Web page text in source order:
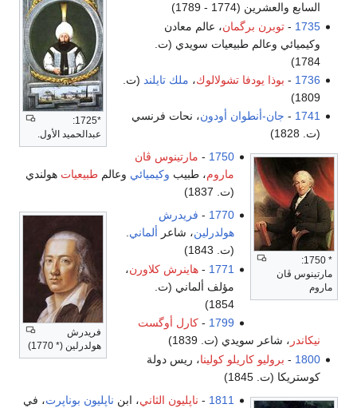
*1725:
عبدالحميد الأول.
السابع والعشرين (1774 - 1789)
1735
-توبرن برگمان، عالم معادن
وكيميائي وعالم طبيعيات سويدي (ت.
1784)
1736
- بوذا يودفا تشولالوك، ملك تايلند (ت.
1809)
1741
- جان-أنطوان أودون، نحات فرنسي
(ت. 1828)
* 1750:
مارتينوس ڤان
ماروم
1750
- مارتينوس ڤان
ماروم، طبيب وكيميائي وعالم طبيعيات هولندي
(ت. 1837)
فريدرش
هولدرلين (* 1770)
1770
- فريدرش
هولدرلين، شاعر ألماني.
(ت. 1843)
1771
- هاينرش كلاورن،
مؤلف ألماني (ت.
1854)
1799
- كارل أوگست
نيكاندر ، شاعر سويدي (ت. 1839)
1800
- بروليو كاريلو كولينا، ريس دولة
كوستريكا (ت. 1845)
1811
- ناپليون الثاني، ابن ناپليون بوناپرت، في